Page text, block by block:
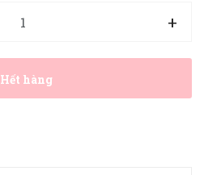
+
Hết hàng